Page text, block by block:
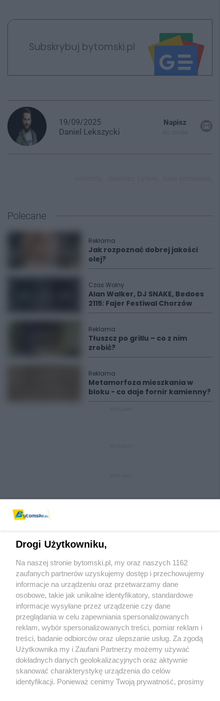
Subskrybuj bytomski.pl
19/09/2025
Daniel Lekszycki
Napisz
Polecane
Reklama
Jak rozpoznać dobrej jakości
olej?
Czas Wolny
Alan Walker, DJ SNAKE, Bedoes
2115: Fajer Festiwal Chorzów
Reklama
Tłuszcz po grillu – co z nim
zrobić?
Reklama
Metamorfoza mieszkania w
bloku - co daje fornir kamienny?
Wydawca mediów lokalnych
Nie zapomnij
zapoznać się z:
polityką prywatności regulamin korzystania z portali
Twojemiasto
Piekary Śląskie
Chorzów
Tarnowskie Góry
Skontaktuj sięz nami
Kontakt
Wydawca
Pogoda
Drogi Użytkowniku,
Na naszej stronie bytomski.pl, my oraz naszych 1162
zaufanych partnerów uzyskujemy dostęp i przechowujemy
informacje na urządzeniu oraz przetwarzamy dane
osobowe, takie jak unikalne identyfikatory, standardowe
informacje wysyłane przez urządzenie czy dane
przeglądania w celu zapewniania spersonalizowanych
reklam, wybór spersonalizowanych treści, pomiar reklam i
treści, badanie odbiorców oraz ulepszanie usług. Za zgodą
Użytkownika my i Zaufani Partnerzy możemy używać
dokładnych danych geolokalizacyjnych oraz aktywnie
skanować charakterystykę urządzenia do celów
identyfikacji. Ponieważ cenimy Twoją prywatność, prosimy